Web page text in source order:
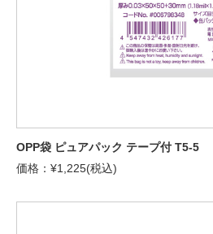
OPP袋 ピュアパック テープ付 T5-5
価格：¥1,225(税込)